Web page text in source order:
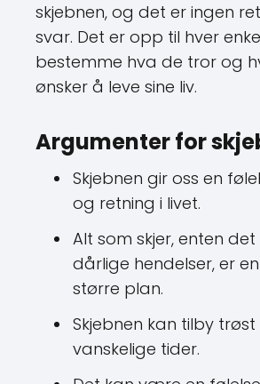
skjebnen, og det er ingen
svar. Det er opp til hver
bestemme hva de tror og
ønsker å leve sine liv.
Argumenter for
Skjebnen gir oss en
og retning i livet.
Alt som skjer, enten
dårlige hendelser, er
større plan.
Skjebnen kan tilby
vanskelige tider.